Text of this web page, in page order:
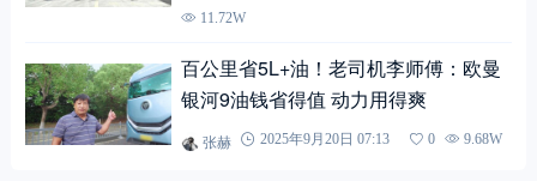
11.72W
百公里省5L+油！老司机李师傅：欧曼
银河9油钱省得值 动力用得爽
张赫 2025年9月20日 07:13 0 9.68W